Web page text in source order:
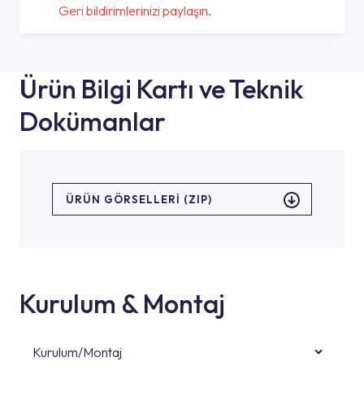
Geri bildirimlerinizi paylaşın.
Ürün Bilgi Kartı ve Teknik
Dokümanlar
ÜRÜN GÖRSELLERI (ZIP)
Kurulum & Montaj
Kurulum/Montaj